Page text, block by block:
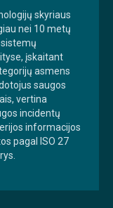
skyriaus
nei 10 metų
įskaitant
asmens
saugos
vertina
incidentų
informacijos
pagal ISO 27